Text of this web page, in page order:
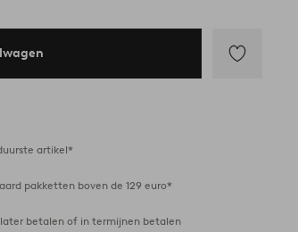
artikel*
pakketten boven de 129 euro*
betalen of in termijnen betalen